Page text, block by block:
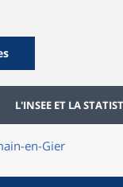
L'INSEE ET LA
en-Gier